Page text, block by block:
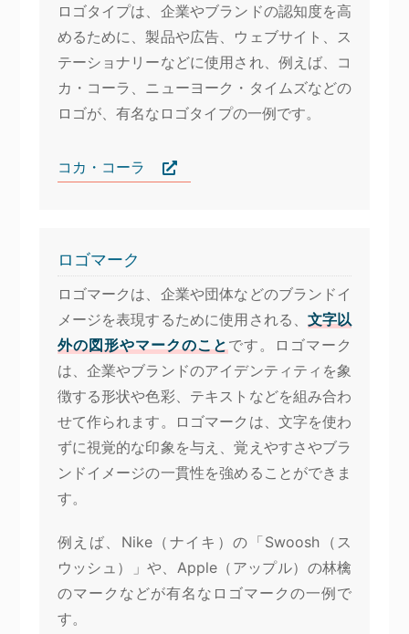
ロゴタイプは、企業やブランドの認知度を高
めるために、製品や広告、ウェブサイト、ス
テーショナリーなどに使用され、例えば、コ
カ・コーラ、ニューヨーク・タイムズなどの
ロゴが、有名なロゴタイプの一例です。
コカ・コーラ
ロゴマーク
ロゴマークは、企業や団体などのブランドイ
メージを表現するために使用される、文字以
外の図形やマークのことです。ロゴマーク
は、企業やブランドのアイデンティティを象
徴する形状や色彩、テキストなどを組み合わ
せて作られます。ロゴマークは、文字を使わ
ずに視覚的な印象を与え、覚えやすさやブラ
ンドイメージの一貫性を強めることができま
す。
例えば、Nike（ナイキ）の「Swoosh（ス
ウッシュ）」や、Apple（アップル）の林檎
のマークなどが有名なロゴマークの一例で
す。